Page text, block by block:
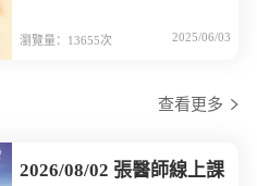
瀏覽量：13655次 2025/06/03
查看更多
2026/08/02 張醫師線上課